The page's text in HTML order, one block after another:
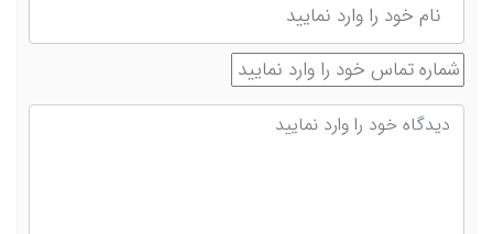
شماره تماس
دیدگاه